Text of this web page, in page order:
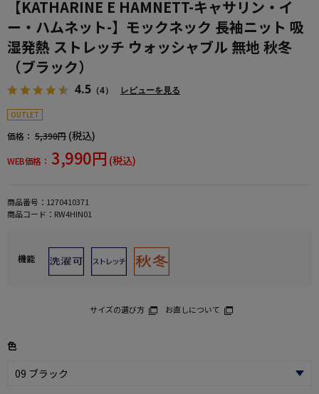
【KATHARINE E HAMNETT-キャサリン・イ
ー・ハムネット-】モックネック 長袖ニット 吸
湿発熱 ストレッチ ウォッシャブル 無地 秋冬
（ブラック）
4.5 （4） レビューを見る
OUTLET
価格： 5,390円 (税込)
WEB価格： 3,990円 (税込)
商品番号： 1270410371
商品コード： RW4HIN01
機能
サイズの選び方 お直しについて
色